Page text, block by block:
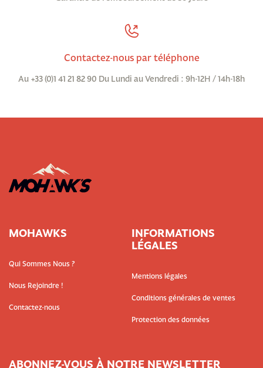
Contactez-nous par téléphone
Au +33 (0)1 41 21 82 90 Du Lundi au Vendredi : 9h-12H / 14h-18h
MOHAWKS
Qui Sommes Nous ?
Nous Rejoindre !
Contactez-nous
INFORMATIONS
LÉGALES
Mentions légales
Conditions générales de ventes
Protection des données
ABONNEZ-VOUS À NOTRE NEWSLETTER